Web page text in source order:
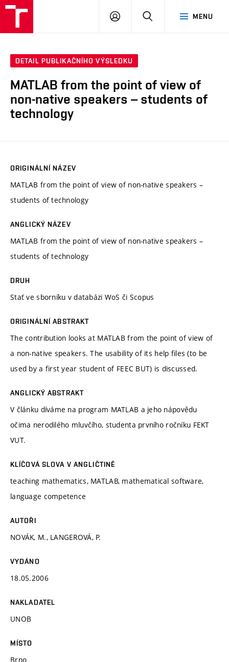
MENU
PŘIHLÁSIT
DETAIL PUBLIKAČNÍHO VÝSLEDKU
MATLAB from the point of view of
non-native speakers – students of
technology
ORIGINÁLNÍ NÁZEV
MATLAB from the point of view of non-native speakers –
students of technology
ANGLICKÝ NÁZEV
MATLAB from the point of view of non-native speakers –
students of technology
DRUH
Stať ve sborníku v databázi WoS či Scopus
ORIGINÁLNÍ ABSTRAKT
The contribution looks at MATLAB from the point of view of
a non-native speakers. The usability of its help files (to be
used by a first year student of FEEC BUT) is discussed.
ANGLICKÝ ABSTRAKT
V článku díváme na program MATLAB a jeho nápovědu
očima nerodilého mluvčího, studenta prvního ročníku FEKT
VUT.
KLÍČOVÁ SLOVA V ANGLIČTINĚ
teaching mathematics, MATLAB, mathematical software,
language competence
AUTOŘI
NOVÁK, M., LANGEROVÁ, P.
VYDÁNO
18.05.2006
NAKLADATEL
UNOB
MÍSTO
Brno